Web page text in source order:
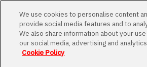
We use cookies to personalise content
provide social media features and to
We also share information about your
our social media, advertising and
Cookie Policy